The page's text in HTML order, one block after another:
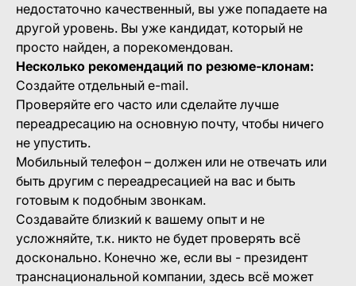
недостаточно качественный, вы уже попадаете на
другой уровень. Вы уже кандидат, который не
просто найден, а порекомендован.
Несколько рекомендаций по резюме-клонам:
Создайте отдельный e-mail.
Проверяйте его часто или сделайте лучше
переадресацию на основную почту, чтобы ничего
не упустить.
Мобильный телефон – должен или не отвечать или
быть другим с переадресацией на вас и быть
готовым к подобным звонкам.
Создавайте близкий к вашему опыт и не
усложняйте, т.к. никто не будет проверять всё
досконально. Конечно же, если вы - президент
транснациональной компании, здесь всё может